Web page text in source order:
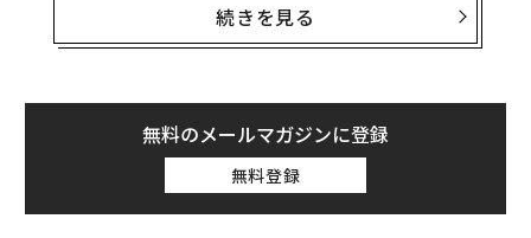
ストリーミングサービスは、メディア業界を支配し続け
2025年、視聴者は16兆7000億分のストリーミングコン
テンツを視聴し、これは前年比19%増で過去最高を記録
AP-NORCの世論調査によると、成人視聴者の
約半数がストリーミングおよびケーブルサービスの料金
続きを見る
無料のメールマガジンに登録
無料登録